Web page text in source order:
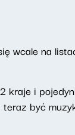
wcale na
i
być